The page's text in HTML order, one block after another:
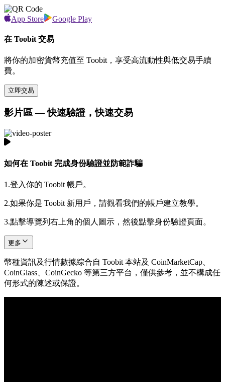
App Store Google Play
在 Toobit 交易
將你的加密貨幣充值至 Toobit，享受高流動性與低交易手續
費。
立即交易
影片區 — 快速驗證，快速交易
如何在 Toobit 完成身份驗證並防範詐騙
1.登入你的 Toobit 帳戶。
2.如果你是 Toobit 新用戶，請觀看我們的帳戶建立教學。
3.點擊導覽列右上角的個人圖示，然後點擊身份驗證頁面。
更多
幣種資訊及行情數據綜合自 Toobit 本站及 CoinMarketCap、
CoinGlass、CoinGecko 等第三方平台，僅供參考，並不構成任
何形式的陳述或保證。